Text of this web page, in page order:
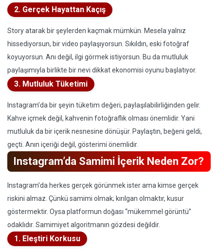
2. Gerçek Hayattan Kaçış
Story atarak bir şeylerden kaçmak mümkün. Mesela yalnız
hissediyorsun, bir video paylaşıyorsun. Sıkıldın, eski fotoğraf
koyuyorsun. Anı değil, ilgi görmek istiyorsun. Bu da mutluluk
paylaşımıyla birlikte bir nevi dikkat ekonomisi oyunu başlatıyor.
3. Mutluluk Tüketimi
Instagram’da bir şeyin tüketim değeri, paylaşılabilirliğinden gelir.
Kahve içmek değil, kahvenin fotoğraflık olması önemlidir. Yani
mutluluk da bir içerik nesnesine dönüşür. Paylaştın, beğeni geldi,
geçti. Anın içeriği değil, gösterimi önemlidir.
Instagram’da Samimi İçerik Neden Zor?
Instagram’da herkes gerçek görünmek ister ama kimse gerçek
riskini almaz. Çünkü samimi olmak; kırılgan olmaktır, kusur
göstermektir. Oysa platformun doğası “mükemmel görüntü”
odaklıdır. Samimiyet algoritmanın gözdesi değildir.
1. Eleştiri Korkusu